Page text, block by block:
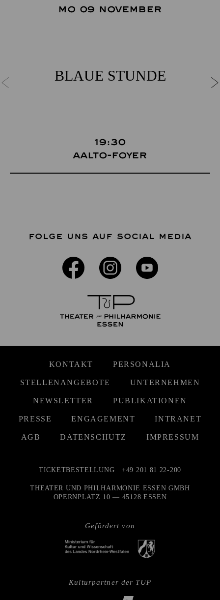
Mo 09 November
BLAUE STUNDE
19:30
Aalto-Foyer
FOLGE UNS AUF SOCIAL MEDIA
KONTAKT PERSONALIA
STELLENANGEBOTE UNTERNEHMEN
NEWSLETTER PUBLIKATIONEN
PRESSE ENGAGEMENT INTRANET
AGB DATENSCHUTZ IMPRESSUM
Gefördert von
TICKETBESTELLUNG +49 201 81 22-200
THEATER UND PHILHARMONIE ESSEN GMBH
OPERNPLATZ 10 — 45128 ESSEN
Kulturpartner der TUP